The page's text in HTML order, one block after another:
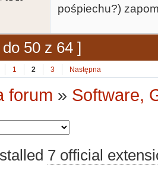
pośpiechu?)
50 z 64 ]
1 2 3 Następna
forum » Software,
7 official